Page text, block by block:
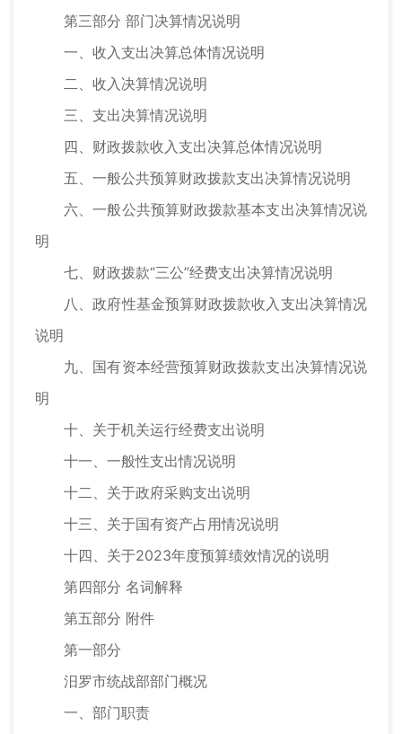
第三部分 部门决算情况说明
一、收入支出决算总体情况说明
二、收入决算情况说明
三、支出决算情况说明
四、财政拨款收入支出决算总体情况说明
五、一般公共预算财政拨款支出决算情况说明
六、一般公共预算财政拨款基本支出决算情况说
明
七、财政拨款“三公”经费支出决算情况说明
八、政府性基金预算财政拨款收入支出决算情况
说明
九、国有资本经营预算财政拨款支出决算情况说
明
十、关于机关运行经费支出说明
十一、一般性支出情况说明
十二、关于政府采购支出说明
十三、关于国有资产占用情况说明
十四、关于2023年度预算绩效情况的说明
第四部分 名词解释
第五部分 附件
第一部分
汨罗市统战部部门概况
一、部门职责